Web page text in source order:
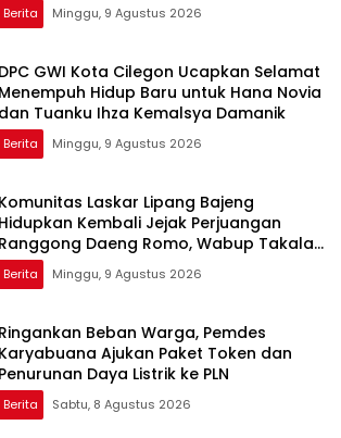
Berita Minggu, 9 Agustus 2026
DPC GWI Kota Cilegon Ucapkan Selamat
Menempuh Hidup Baru untuk Hana Novia
dan Tuanku Ihza Kemalsya Damanik
Berita Minggu, 9 Agustus 2026
Komunitas Laskar Lipang Bajeng
Hidupkan Kembali Jejak Perjuangan
Ranggong Daeng Romo, Wabup Takalar:
Bahwa Sejarah Adalah
yang Tak Ternilai”.
Berita Minggu, 9 Agustus 2026
Ringankan Beban Warga, Pemdes
Karyabuana Ajukan Paket Token dan
Penurunan Daya Listrik ke PLN
Berita Sabtu, 8 Agustus 2026